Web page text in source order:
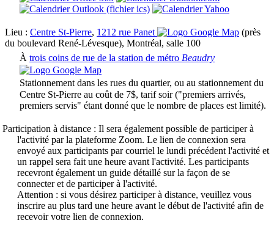
Lieu : Centre St-Pierre, 1212 rue Panet
(près
du boulevard René-Lévesque), Montréal, salle 100
À trois coins de rue de la station de métro Beaudry
Stationnement dans les rues du quartier, ou au stationnement du
Centre St-Pierre au coût de 7$, tarif soir ("premiers arrivés,
premiers servis" étant donné que le nombre de places est limité).
Participation à distance : Il sera également possible de participer à
l'activité par la plateforme Zoom. Le lien de connexion sera
envoyé aux participants par courriel le lundi précédent l'activité et
un rappel sera fait une heure avant l'activité. Les participants
recevront également un guide détaillé sur la façon de se
connecter et de participer à l'activité.
Attention : si vous désirez participer à distance, veuillez vous
inscrire au plus tard une heure avant le début de l'activité afin de
recevoir votre lien de connexion.